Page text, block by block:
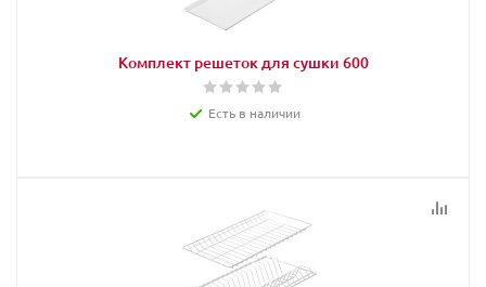
Комплект решеток для сушки 600
Есть в наличии